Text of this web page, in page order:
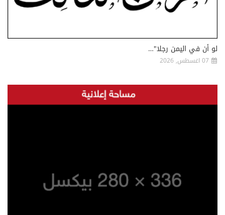
لو أن في اليمن رجلا"…
07 اغسطس, 2026